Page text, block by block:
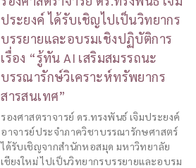
ประยงค์ ได้รับเชิญไปเป็นวิทยากร
บรรยายและอบรมเชิงปฏิบัติการ
เรื่อง “รู้ทัน AI เสริมสมรรถนะ
บรรณารักษ์วิเคราะห์ทรัพยากร
สารสนเทศ”
รองศาสตราจารย์ ดร.ทรงพันธ์ เจิมประยงค์
อาจารย์ประจำภาควิชาบรรณารักษศาสตร์
ได้รับเชิญจากสำนักหอสมุด มหาวิทยาลัย
เชียงใหม่ ไปเป็นวิทยากรบรรยายและอบรม